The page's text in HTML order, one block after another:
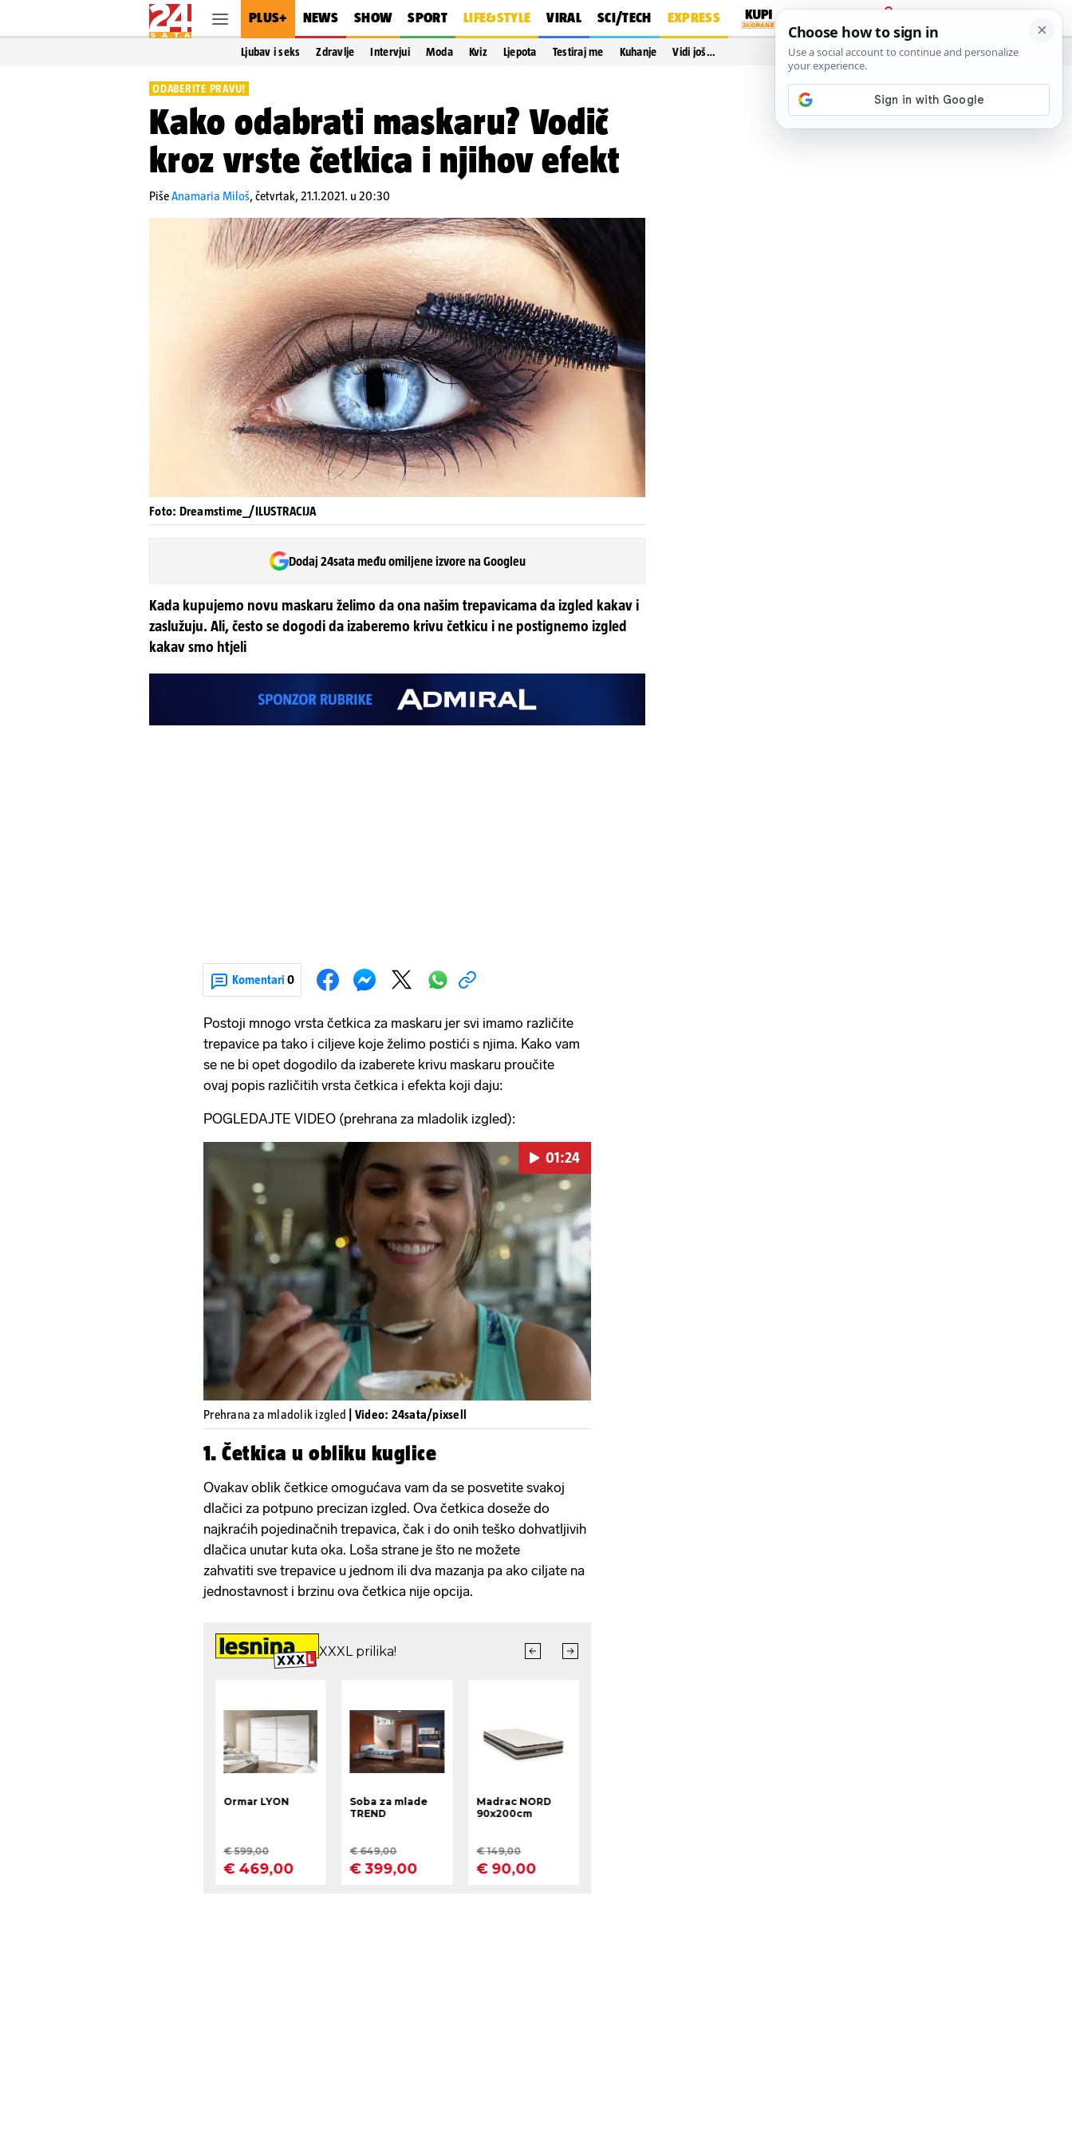
PLUS+ NEWS SHOW SPORT LIFE&STYLE VIRAL SCI/TECH EXPRESS
PRIJAVA
Ljubav i seks Zdravlje Intervjui Moda Kviz Ljepota Testiraj me Kuhanje Vidi još…
ODABERITE PRAVU!
Kako odabrati maskaru? Vodič
kroz vrste četkica i njihov efekt
PišeAnamaria Miloš,četvrtak, 21.1.2021. u 20:30
Foto: Dreamstime_/ILUSTRACIJA
Dodaj 24sata među omiljene izvore na Googleu
Kada kupujemo novu maskaru želimo da ona našim trepavicama da izgled kakav i
zaslužuju. Ali, često se dogodi da izaberemo krivu četkicu i ne postignemo izgled
kakav smo htjeli
Komentari 0
Postoji mnogo vrsta četkica za maskaru jer svi imamo različite
trepavice pa tako i ciljeve koje želimo postići s njima. Kako vam
se ne bi opet dogodilo da izaberete krivu maskaru proučite
ovaj popis različitih vrsta četkica i efekta koji daju:
POGLEDAJTE VIDEO (prehrana za mladolik izgled):
Pokretanje videa...
01:24
Prehrana za mladolik izgled | Video: 24sata/pixsell
1. Četkica u obliku kuglice
Ovakav oblik četkice omogućava vam da se posvetite svakoj
dlačici za potpuno precizan izgled. Ova četkica doseže do
najkraćih pojedinačnih trepavica, čak i do onih teško dohvatljivih
dlačica unutar kuta oka. Loša strane je što ne možete
zahvatiti sve trepavice u jednom ili dva mazanja pa ako ciljate na
jednostavnost i brzinu ova četkica nije opcija.